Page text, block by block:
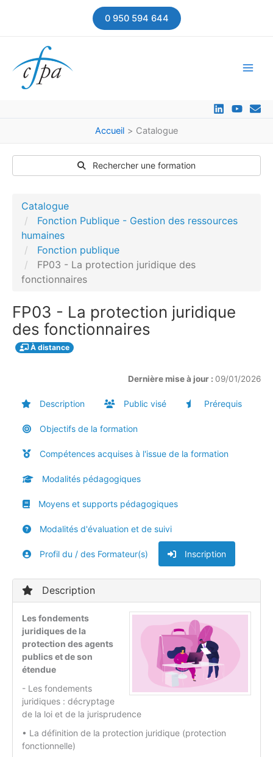
0 950 594 644
Accueil Catalogue
Rechercher une formation
Catalogue
Fonction Publique - Gestion des ressources
humaines
Fonction publique
FP03 - La protection juridique des
fonctionnaires
FP03 - La protection juridique
des fonctionnaires
À distance
Dernière mise à jour : 09/01/2026
Description Public visé Prérequis
Objectifs de la formation
Compétences acquises à l'issue de la formation
Modalités pédagogiques
Moyens et supports pédagogiques
Modalités d'évaluation et de suivi
Profil du / des Formateur(s) Inscription
Description
Les fondements
juridiques de la
protection des agents
publics et de son
étendue
- Les fondements
juridiques : décryptage
de la loi et de la jurisprudence
• La définition de la protection juridique (protection
fonctionnelle)